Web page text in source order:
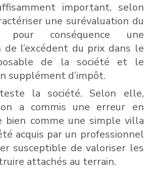
important, selon
une surévaluation du
conséquence une
l’excédent du prix dans le
de la société et le
supplément d’impôt.
la société. Selon elle,
a commis une erreur en
bien comme une simple villa
acquis par un professionnel
susceptible de valoriser les
attachés au terrain.